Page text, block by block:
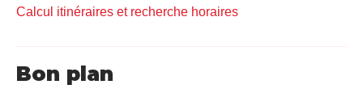
Calcul itinéraires et recherche horaires
Bon plan